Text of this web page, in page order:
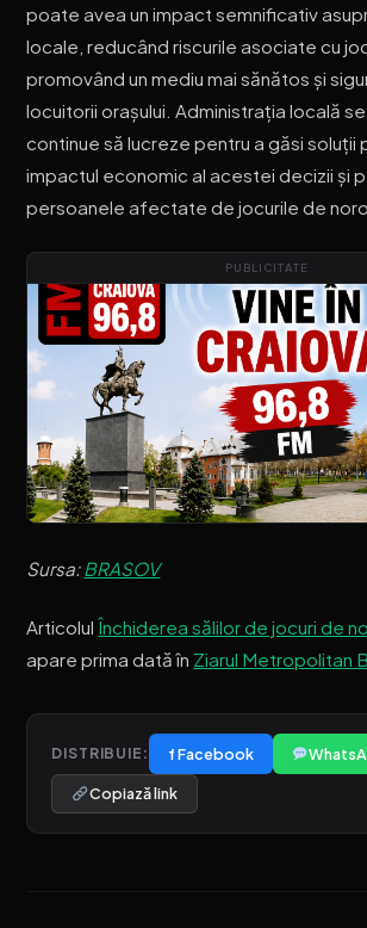
poate avea un impact semnificativ
locale, reducând riscurile asociate cu
promovând un mediu mai sănătos și
locuitorii orașului. Administrația locală
continue să lucreze pentru a găsi soluții
impactul economic al acestei decizii și
persoanele afectate de jocurile de
PUBLICITATE
Sursa:BRASOV
ArticolulÎnchiderea sălilor de jocuri de
apare prima dată în Ziarul Metropolitan
DISTRIBUIE: f Facebook
Copiază link